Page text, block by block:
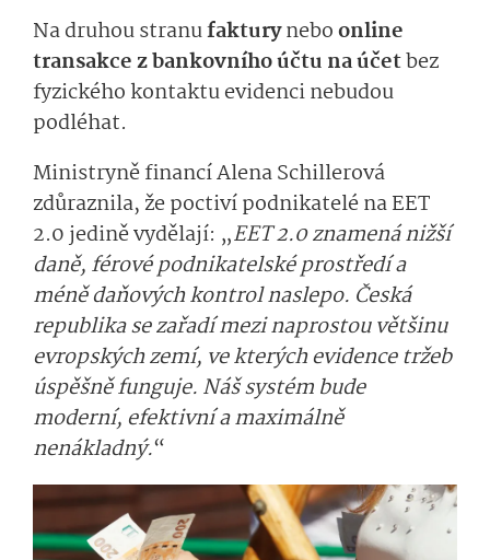
Na druhou stranufakturyneboonline
transakce z bankovního účtu na účetbez
fyzického kontaktu evidenci nebudou
podléhat.
Ministryně financí Alena Schillerová
zdůraznila, že poctiví podnikatelé na EET
2.0 jedině vydělají: „EET 2.0 znamená nižší
daně, férové podnikatelské prostředí a
méně daňových kontrol naslepo. Česká
republika se zařadí mezi naprostou většinu
evropských zemí, ve kterých evidence tržeb
úspěšně funguje. Náš systém bude
moderní, efektivní a maximálně
nenákladný.“